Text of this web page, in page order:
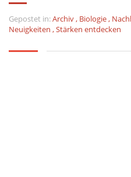
Gepostet in:Archiv, Biologie,
Neuigkeiten ,Stärken entdecken